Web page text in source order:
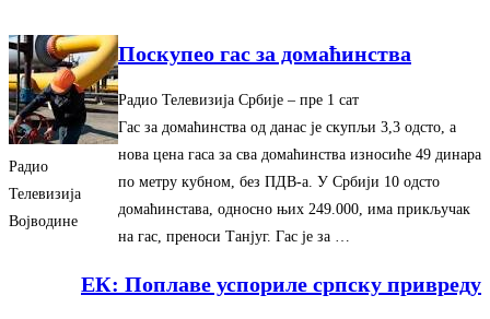
Радио
Телевизија
Војводине
Поскупео гас за домаћинства
Радио Телевизија Србије – ‎пре 1 сат‎
Гас за домаћинства од данас је скупљи 3,3 одсто, а
нова цена гаса за сва домаћинства износиће 49 динара
по метру кубном, без ПДВ-а. У Србији 10 одсто
домаћинстава, односно њих 249.000, има прикључак
на гас, преноси Танјуг. Гас je за …
ЕК: Поплаве успориле српску привреду